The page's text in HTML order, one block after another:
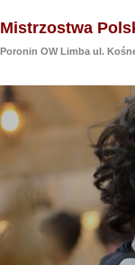
Mistrzostwa
Poronin OW Limba ul.